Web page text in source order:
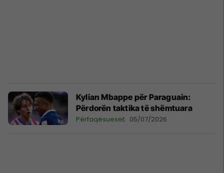
Kylian Mbappe për Paraguain:
Përdorën taktika të shëmtuara
Përfaqësueset 05/07/2026